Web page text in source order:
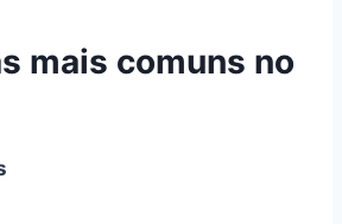
mais comuns no